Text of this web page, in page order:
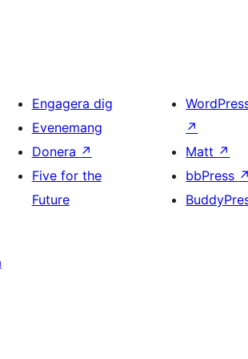
Engagera dig
Evenemang
Donera ↗
Five for the
Future
↗
Matt ↗
bbPress ↗